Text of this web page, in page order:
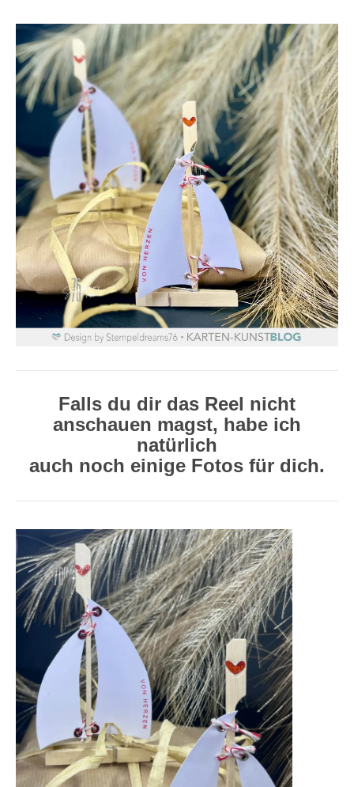
Falls du dir das Reel nicht
anschauen magst, habe ich
natürlich
auch noch einige Fotos für dich.